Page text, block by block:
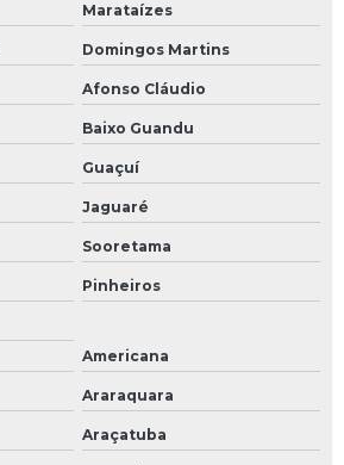
Marataízes
Domingos Martins
Afonso Cláudio
Baixo Guandu
Guaçuí
Jaguaré
Sooretama
Pinheiros
Americana
Araraquara
Araçatuba